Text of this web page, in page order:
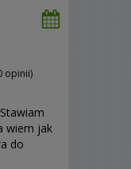
opinii)
wiem jak
do